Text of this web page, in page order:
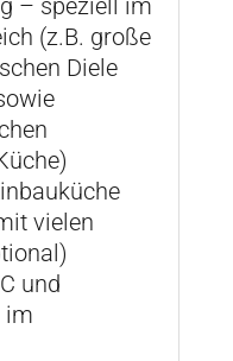
– speziell im
(z.B. große
Diele
vielen
und
im